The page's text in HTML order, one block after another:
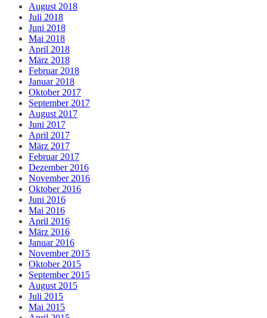
August 2018
Juli 2018
Juni 2018
Mai 2018
April 2018
März 2018
Februar 2018
Januar 2018
Oktober 2017
September 2017
August 2017
Juni 2017
April 2017
März 2017
Februar 2017
Dezember 2016
November 2016
Oktober 2016
Juni 2016
Mai 2016
April 2016
März 2016
Januar 2016
November 2015
Oktober 2015
September 2015
August 2015
Juli 2015
Mai 2015